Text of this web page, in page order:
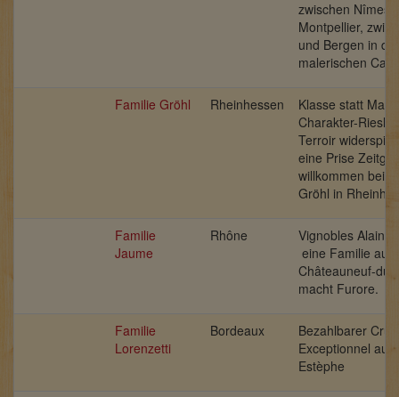
zwischen Nîmes
Montpellier,
und Bergen in der
malerischen
Familie Gröhl Rheinhessen
Klasse statt
Charakter-
Terroir
eine Prise
willkommen
Gröhl in
Familie
Jaume
Rhône
Vignobles Alain
eine Familie aus
Châteauneuf-du-
macht Furore.
Familie
Lorenzetti
Bordeaux
Bezahlbarer Cru
Exceptionnel aus
Estèphe